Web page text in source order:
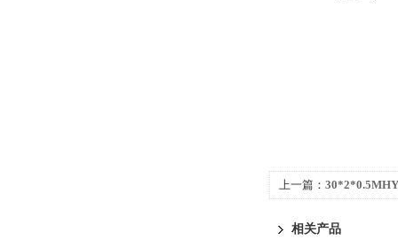
上一篇：
相关产品